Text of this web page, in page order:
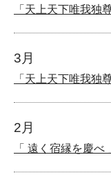
「天上天下唯我独尊
3月
「天上天下唯我独尊
2月
「 遠く宿縁を慶べ